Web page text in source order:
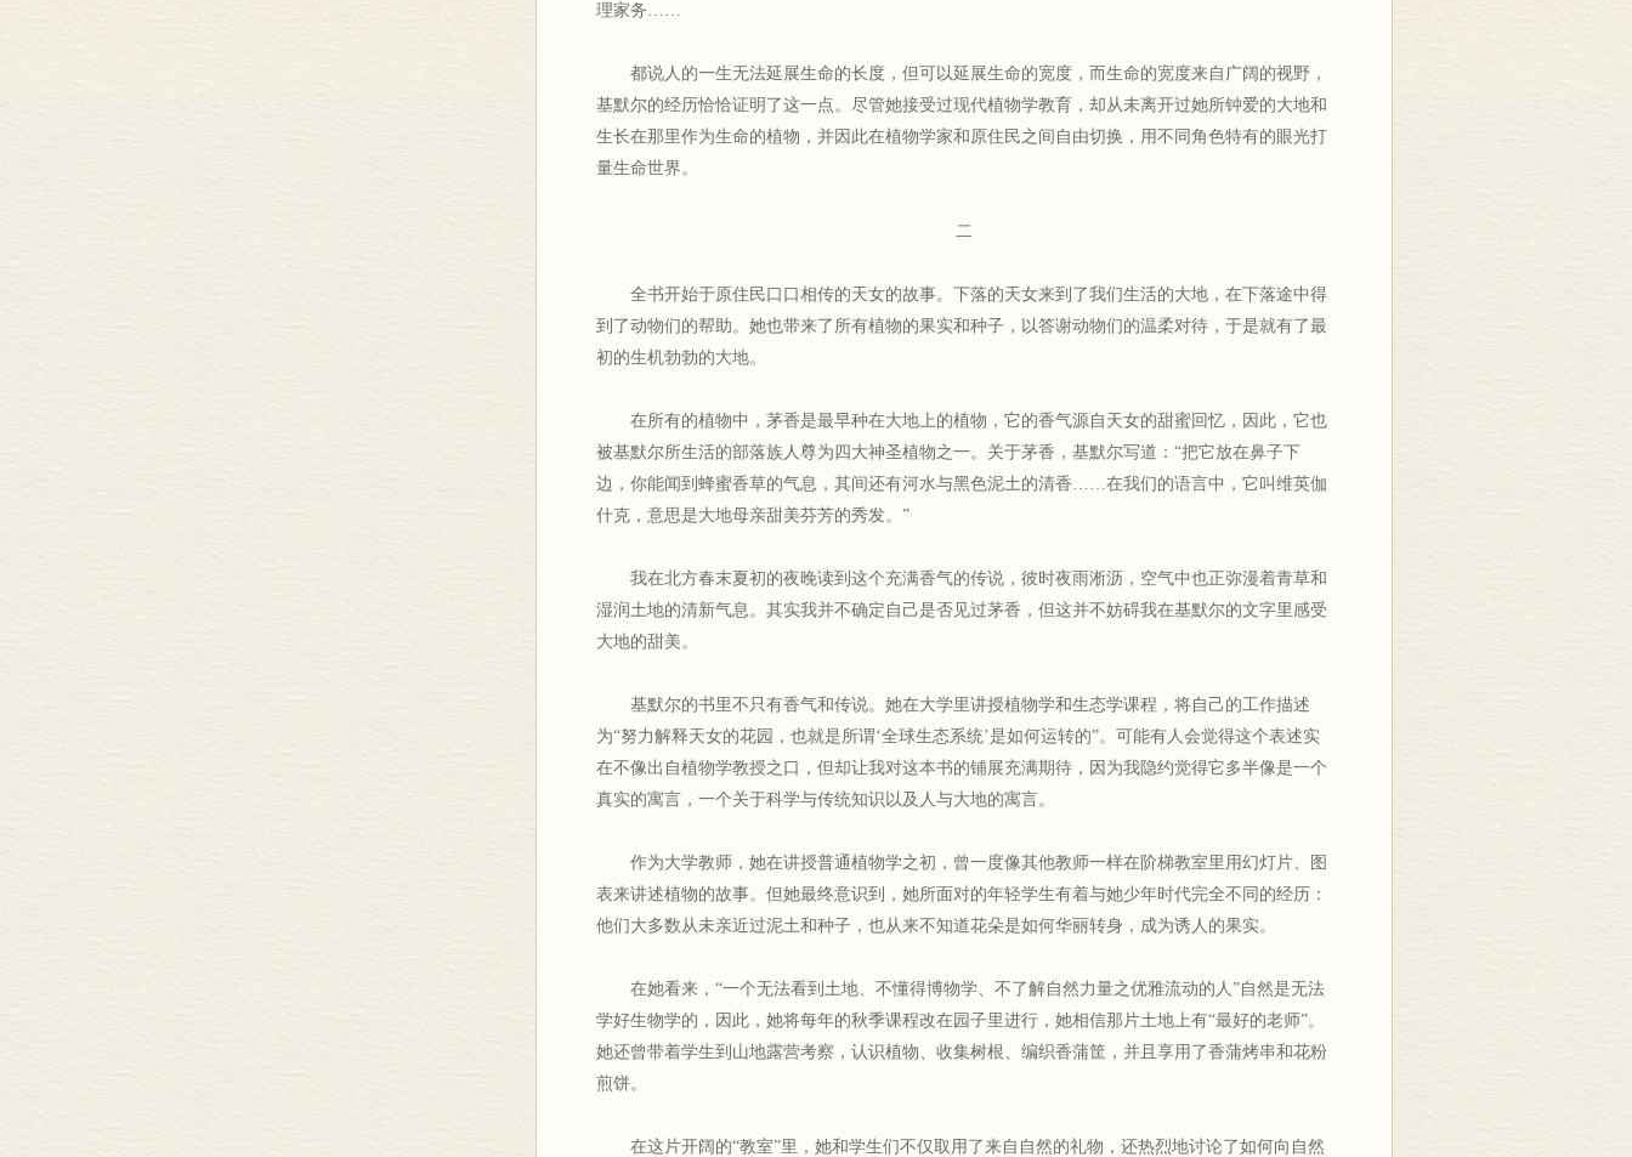
理家务……
都说人的一生无法延展生命的长度，但可以延展生命的宽度，而生命的宽度来自广阔的视野，
基默尔的经历恰恰证明了这一点。尽管她接受过现代植物学教育，却从未离开过她所钟爱的大地和
生长在那里作为生命的植物，并因此在植物学家和原住民之间自由切换，用不同角色特有的眼光打
量生命世界。
二
全书开始于原住民口口相传的天女的故事。下落的天女来到了我们生活的大地，在下落途中得
到了动物们的帮助。她也带来了所有植物的果实和种子，以答谢动物们的温柔对待，于是就有了最
初的生机勃勃的大地。
在所有的植物中，茅香是最早种在大地上的植物，它的香气源自天女的甜蜜回忆，因此，它也
被基默尔所生活的部落族人尊为四大神圣植物之一。关于茅香，基默尔写道：“把它放在鼻子下
边，你能闻到蜂蜜香草的气息，其间还有河水与黑色泥土的清香……在我们的语言中，它叫维英伽
什克，意思是大地母亲甜美芬芳的秀发。”
我在北方春末夏初的夜晚读到这个充满香气的传说，彼时夜雨淅沥，空气中也正弥漫着青草和
湿润土地的清新气息。其实我并不确定自己是否见过茅香，但这并不妨碍我在基默尔的文字里感受
大地的甜美。
基默尔的书里不只有香气和传说。她在大学里讲授植物学和生态学课程，将自己的工作描述
为“努力解释天女的花园，也就是所谓‘全球生态系统’是如何运转的”。可能有人会觉得这个表述实
在不像出自植物学教授之口，但却让我对这本书的铺展充满期待，因为我隐约觉得它多半像是一个
真实的寓言，一个关于科学与传统知识以及人与大地的寓言。
作为大学教师，她在讲授普通植物学之初，曾一度像其他教师一样在阶梯教室里用幻灯片、图
表来讲述植物的故事。但她最终意识到，她所面对的年轻学生有着与她少年时代完全不同的经历：
他们大多数从未亲近过泥土和种子，也从来不知道花朵是如何华丽转身，成为诱人的果实。
在她看来，“一个无法看到土地、不懂得博物学、不了解自然力量之优雅流动的人”自然是无法
学好生物学的，因此，她将每年的秋季课程改在园子里进行，她相信那片土地上有“最好的老师”。
她还曾带着学生到山地露营考察，认识植物、收集树根、编织香蒲筐，并且享用了香蒲烤串和花粉
煎饼。
在这片开阔的“教室”里，她和学生们不仅取用了来自自然的礼物，还热烈地讨论了如何向自然